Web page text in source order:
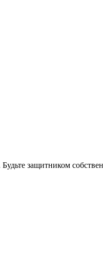
защитником